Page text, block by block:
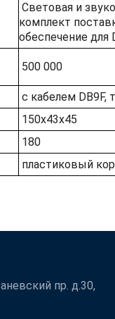
Световая и
комплект
обеспечение для
500 000
с кабелем DB9F,
150х43х45
180
пластиковый
пр. д.30,